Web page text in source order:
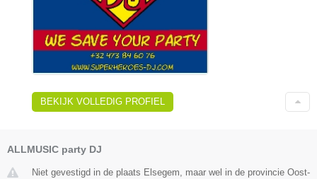
BEKIJK VOLLEDIG PROFIEL
ALLMUSIC party DJ
Niet gevestigd in de plaats Elsegem, maar wel in de provincie Oost-